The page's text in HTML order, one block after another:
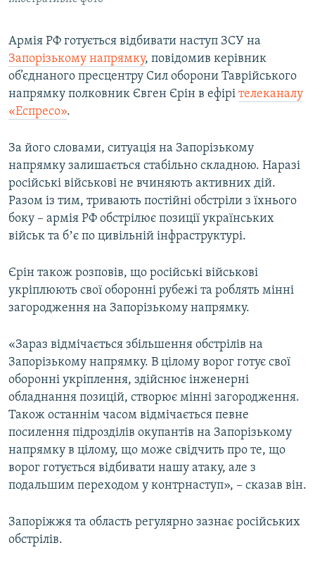
Армія РФ готується відбивати наступ ЗСУ на
Запорізькому напрямку, повідомив керівник
об’єднаного пресцентру Сил оборони Таврійського
напрямку полковник Євген Єрін в ефірі телеканалу
«Еспресо».
За його словами, ситуація на Запорізькому
напрямку залишається стабільно складною. Наразі
російські військові не вчиняють активних дій.
Разом із тим, тривають постійні обстріли з їхнього
боку – армія РФ обстрілює позиції українських
військ та бʼє по цивільній інфраструктурі.
Єрін також розповів, що російські військові
укріплюють свої оборонні рубежі та роблять мінні
загородження на Запорізькому напрямку.
«Зараз відмічається збільшення обстрілів на
Запорізькому напрямку. В цілому ворог готує свої
оборонні укріплення, здійснює інженерні
обладнання позицій, створює мінні загородження.
Також останнім часом відмічається певне
посилення підрозділів окупантів на Запорізькому
напрямку в цілому, що може свідчить про те, що
ворог готується відбивати нашу атаку, але з
подальшим переходом у контрнаступ», – сказав він.
Запоріжжя та область регулярно зазнає російських
обстрілів.